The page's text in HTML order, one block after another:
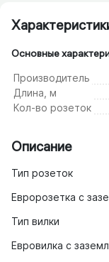
Основные
Производитель
Длина, м
Кол-во розеток
Описание
Тип розеток
Евророзетка с
Тип вилки
Евровилка с